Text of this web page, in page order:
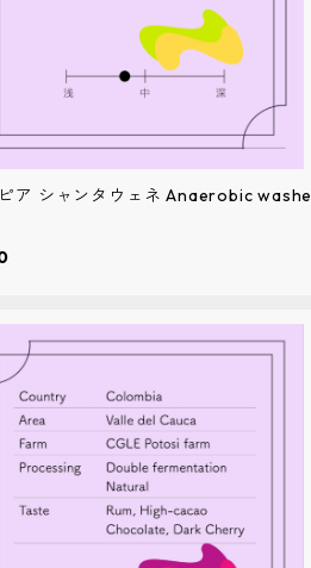
ア シャンタウェネ Anaerobic washe